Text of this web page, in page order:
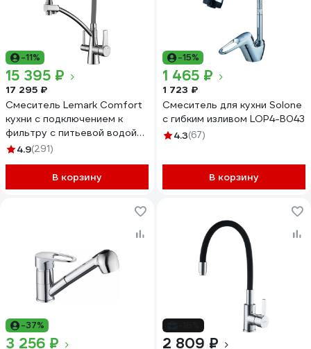
-11%
15 395 ₽
17 295 ₽
Смеситель Lemark Comfort
кухни с подключением к
фильтру с питьевой водой
LM3071C-Gray
4.9(291)
В корзину
-15%
1 465 ₽
1 723 ₽
Смеситель для кухни Solone
с гибким изливом LOP4-B043
4.3(67)
В корзину
-37%
3 256 ₽ 2 809 ₽